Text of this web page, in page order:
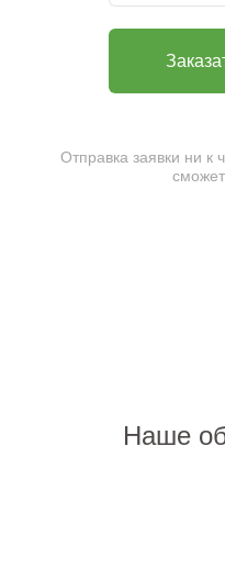
Отправка заявки ни к
Наше